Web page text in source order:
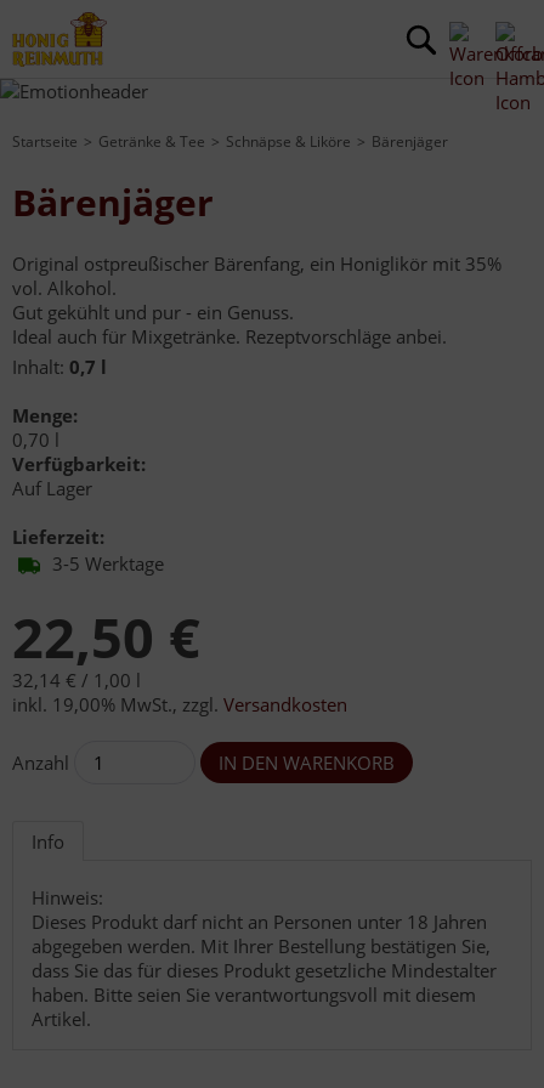
Startseite Getränke & Tee Schnäpse & Liköre Bärenjäger
Bärenjäger
Original ostpreußischer Bärenfang, ein Honiglikör mit 35%
vol. Alkohol.
Gut gekühlt und pur - ein Genuss.
Ideal auch für Mixgetränke. Rezeptvorschläge anbei.
Inhalt: 0,7 l
Menge:
0,70 l
Verfügbarkeit:
Auf Lager
Lieferzeit:
3-5 Werktage
22,50 €
32,14 € / 1,00 l
inkl. 19,00% MwSt., zzgl. Versandkosten
Anzahl
Info
Hinweis:
Dieses Produkt darf nicht an Personen unter 18 Jahren
abgegeben werden. Mit Ihrer Bestellung bestätigen Sie,
dass Sie das für dieses Produkt gesetzliche Mindestalter
haben. Bitte seien Sie verantwortungsvoll mit diesem
Artikel.